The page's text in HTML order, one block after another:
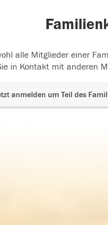
alle Mitglieder einer
in Kontakt mit anderen
anmelden um Teil des